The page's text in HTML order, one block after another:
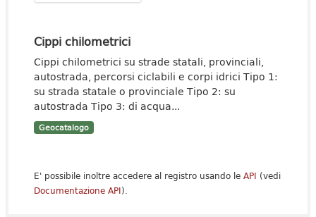
Cippi chilometrici
Cippi chilometrici su strade statali, provinciali,
autostrada, percorsi ciclabili e corpi idrici Tipo 1:
su strada statale o provinciale Tipo 2: su
autostrada Tipo 3: di acqua...
Geocatalogo
E' possibile inoltre accedere al registro usando le API (vedi
Documentazione API).